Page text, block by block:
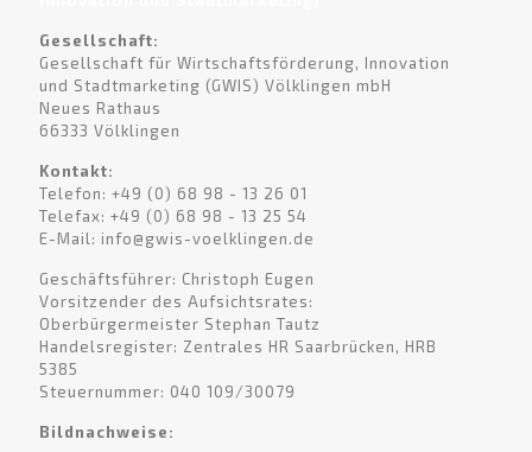
Gesellschaft:
Gesellschaft für Wirtschaftsförderung, Innovation
und Stadtmarketing (GWIS) Völklingen mbH
Neues Rathaus
66333 Völklingen
Kontakt:
Telefon: +49 (0) 68 98 - 13 26 01
Telefax: +49 (0) 68 98 - 13 25 54
E-Mail: info@gwis-voelklingen.de
Geschäftsführer: Christoph Eugen
Vorsitzender des Aufsichtsrates:
Oberbürgermeister Stephan Tautz
Handelsregister: Zentrales HR Saarbrücken, HRB
5385
Steuernummer: 040 109/30079
Bildnachweise: